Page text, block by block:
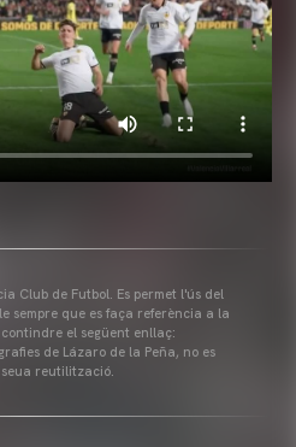
Club de Futbol. Es permet l'ús del
sempre que es faça referència a la
el següent enllaç:
de Lázaro de la Peña, no es
reutilització.